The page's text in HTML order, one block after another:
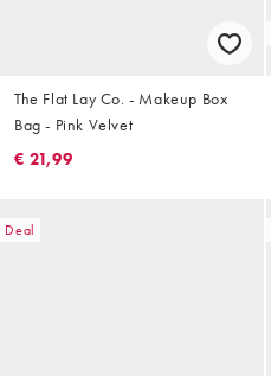
The Flat Lay Co. - Makeup Box
Bag - Pink Velvet
€ 21,99
Deal